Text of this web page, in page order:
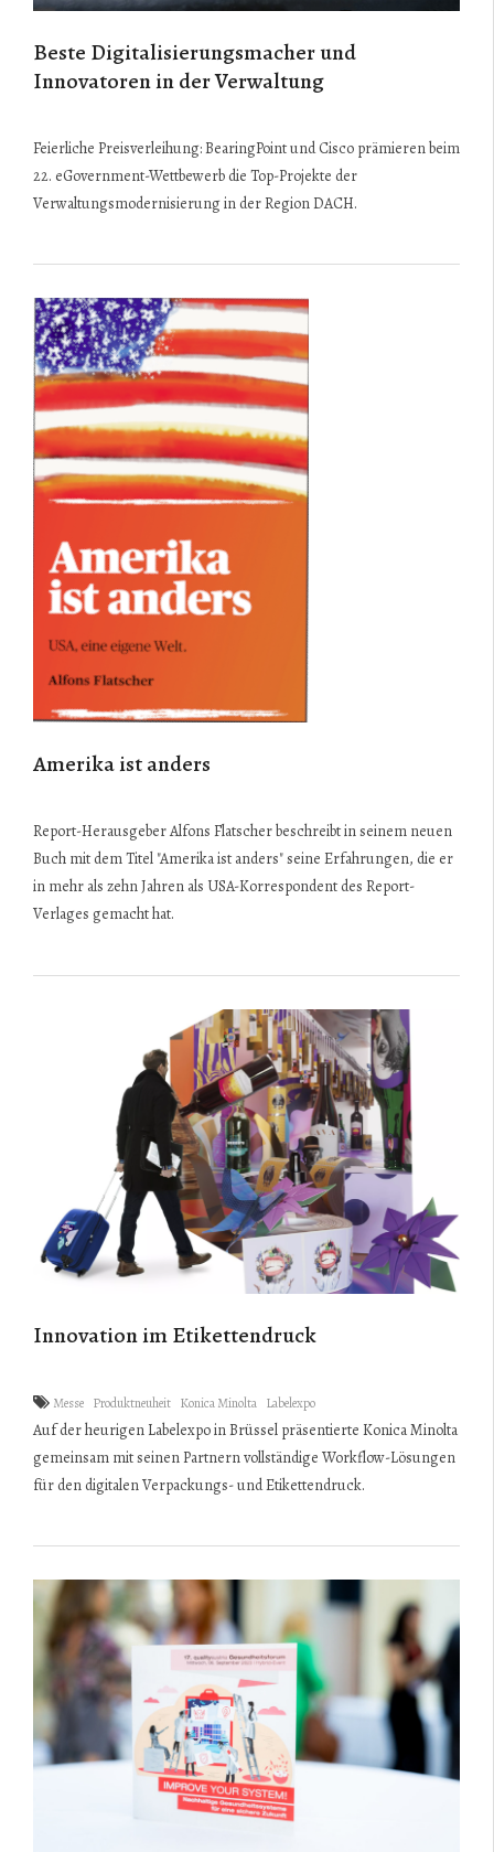
Beste Digitalisierungsmacher und
Innovatoren in der Verwaltung
Feierliche Preisverleihung: BearingPoint und Cisco prämieren beim
22. eGovernment-Wettbewerb die Top-Projekte der
Verwaltungsmodernisierung in der Region DACH.
Amerika ist anders
Report-Herausgeber Alfons Flatscher beschreibt in seinem neuen
Buch mit dem Titel "Amerika ist anders" seine Erfahrungen, die er
in mehr als zehn Jahren als USA-Korrespondent des Report-
Verlages gemacht hat.
Innovation im Etikettendruck
Messe Produktneuheit Konica Minolta Labelexpo
Auf der heurigen Labelexpo in Brüssel präsentierte Konica Minolta
gemeinsam mit seinen Partnern vollständige Workflow-Lösungen
für den digitalen Verpackungs- und Etikettendruck.